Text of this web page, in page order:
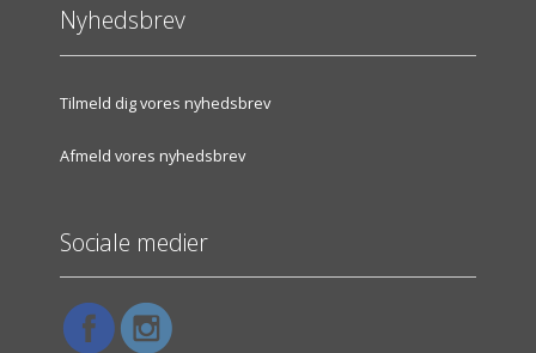
Nyhedsbrev
Tilmeld dig vores nyhedsbrev
Afmeld vores nyhedsbrev
Sociale medier